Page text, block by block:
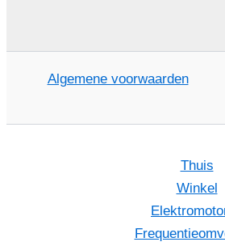
Algemene voorwaarden
Thuis
Winkel